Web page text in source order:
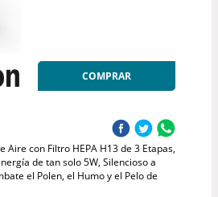
COMPRAR
Aire con Filtro HEPA H13 de 3 Etapas,
de tan solo 5W, Silencioso a
el Polen, el Humo y el Pelo de